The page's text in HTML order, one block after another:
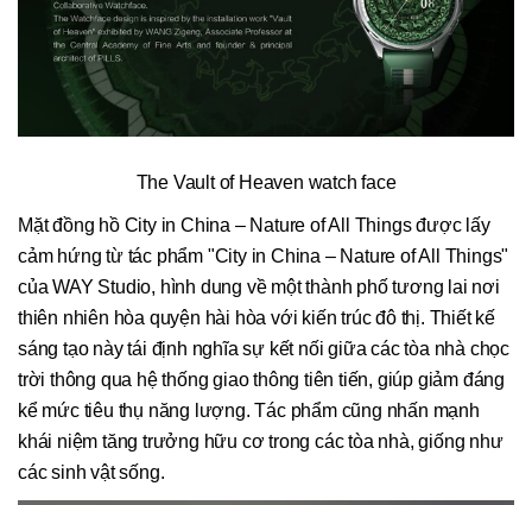
The Vault of Heaven watch face
Mặt đồng hồ City in China – Nature of All Things được lấy
cảm hứng từ tác phẩm "City in China – Nature of All Things"
của WAY Studio, hình dung về một thành phố tương lai nơi
thiên nhiên hòa quyện hài hòa với kiến trúc đô thị. Thiết kế
sáng tạo này tái định nghĩa sự kết nối giữa các tòa nhà chọc
trời thông qua hệ thống giao thông tiên tiến, giúp giảm đáng
kể mức tiêu thụ năng lượng. Tác phẩm cũng nhấn mạnh
khái niệm tăng trưởng hữu cơ trong các tòa nhà, giống như
các sinh vật sống.